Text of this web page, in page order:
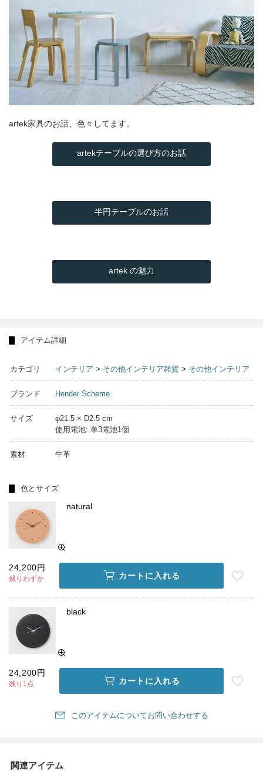
artek家具のお話、色々してます。
artekテーブルの選び方のお話
半円テーブルのお話
artek の魅力
アイテム詳細
カテゴリ インテリア > その他インテリア雑貨 > その他インテリア
ブランド Hender Scheme
サイズ
φ21.5 × D2.5 cm
使用電池: 単3電池1個
素材 牛革
色とサイズ
natural
24,200円
残りわずか カートに入れる
black
24,200円
残り1点 カートに入れる
このアイテムについてお問い合わせする
関連アイテム